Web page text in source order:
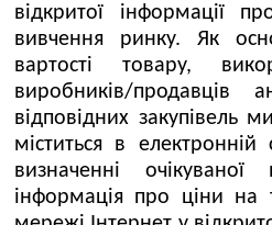
відкритої інформації
вивчення ринку. Як
вартості товару,
виробників/продавців
відповідних закупівель
міститься в
визначенні очікуваної
інформація про ціни на